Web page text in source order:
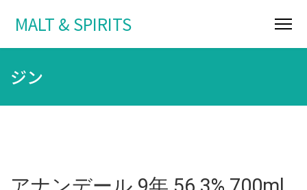
MALT & SPIRITS
ジン